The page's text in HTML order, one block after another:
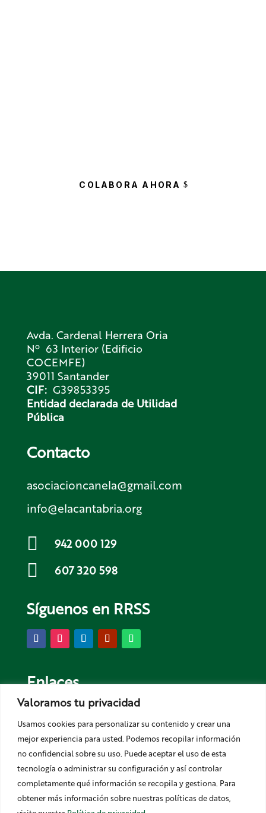
Valoramos tu privacidad
Usamos cookies para personalizar su contenido y crear una
mejor experiencia para usted. Podemos recopilar información
no confidencial sobre su uso. Puede aceptar el uso de esta
tecnología o administrar su configuración y así controlar
completamente qué información se recopila y gestiona. Para
obtener más información sobre nuestras políticas de datos,
COLABORA AHORA
Avda. Cardenal Herrera Oria
Nº 63 Interior (Edificio
COCEMFE)
39011 Santander
CIF:G39853395
Entidad declarada de Utilidad
Pública
Contacto
asociacioncanela@gmail.com
info@elacantabria.org
 942 000 129
 607 320 598
Síguenos en RRSS
Enlaces
La Asociación
Contacto
Noticias
Colabora
Eventos
Servicios